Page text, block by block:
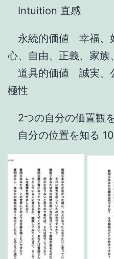
Intuition 直感
永続的価値 幸福、
心、自由、正義、家族
道具的価値 誠実、
極性
2つの自分の価置観
自分の位置を知る